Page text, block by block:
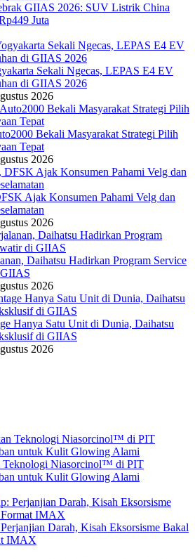
GIIAS 2026: SUV Listrik China
Juta
Sekali Ngecas, LEPAS E4 EV
di GIIAS 2026
2026
Bekali Masyarakat Strategi Pilih
Tepat
2026
Ajak Konsumen Pahami Velg dan
2026
Daihatsu Hadirkan Program Service
2026
Hanya Satu Unit di Dunia, Daihatsu
di GIIAS
2026
Teknologi Niasorcinol™ di PIT
untuk Kulit Glowing Alami
Darah, Kisah Eksorsisme Bakal
IMAX